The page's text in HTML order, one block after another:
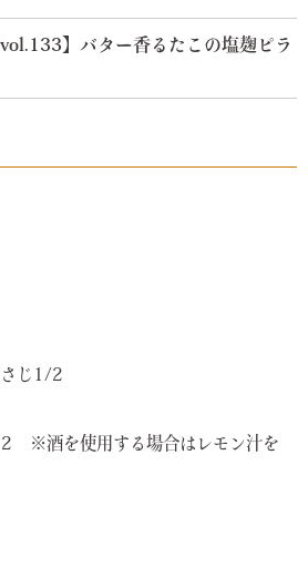
】バター香るたこの塩麹ピラ
じ1/2
※酒を使用する場合はレモン汁を